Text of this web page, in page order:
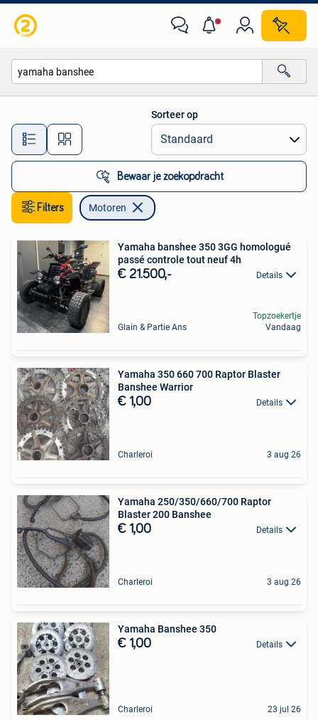
Alle afstanden…
Sorteer op
Bewaar je zoekopdracht
Filters Motoren
Yamaha banshee 350 3GG homologué
passé controle tout neuf 4h
€ 21.500,- Details
Glain & Partie Ans
Topzoekertje
Vandaag
Yamaha 350 660 700 Raptor Blaster
Banshee Warrior
€ 1,00 Details
Charleroi 3 aug 26
Yamaha 250/350/660/700 Raptor
Blaster 200 Banshee
€ 1,00 Details
Charleroi 3 aug 26
Yamaha Banshee 350
€ 1,00 Details
Charleroi 23 jul 26